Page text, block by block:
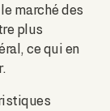
marché des
plus
ce qui en